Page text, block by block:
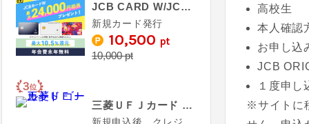
高校生
本人確認
お申し込
JCB
１度申し
※サイトに
JCB CARD W/JCB CARD W plus L
新規カード発行
10,500 pt
10,000 pt
三菱ＵＦＪカード ゴールド